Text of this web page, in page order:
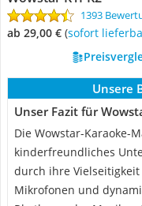
1393
ab 29,00 € ( Sofort
Unsere
Unser Fazit für
Die Wowstar-Karaoke-
kinderfreundliches
durch ihre
Mikrofonen und